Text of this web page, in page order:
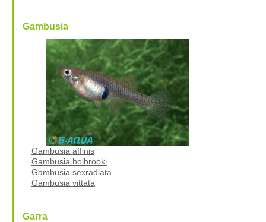
Gambusia
Gambusia affinis
Gambusia holbrooki
Gambusia sexradiata
Gambusia vittata
Garra